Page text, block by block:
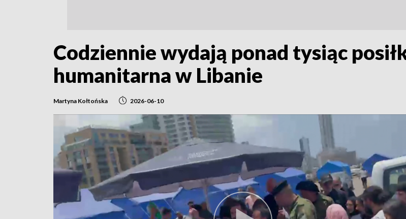
Codziennie wydają ponad tysiąc
humanitarna w Libanie
Martyna Kołtońska 2026-06-10